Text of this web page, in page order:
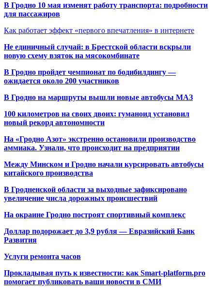
В Гродно 10 мая изменят работу транспорта: подробности
для пассажиров
Как работает эффект «первого впечатления» в интернете
Не единичный случай: в Брестской области вскрыли
новую схему взяток на мясокомбинате
В Гродно пройдет чемпионат по бодибилдингу —
ожидается около 200 участников
В Гродно на маршруты вышли новые автобусы МАЗ
100 километров на своих двоих: гуманоид установил
новый рекорд автономности
На «Гродно Азот» экстренно остановили производство
аммиака. Узнали, что происходит на предприятии
Между Минском и Гродно начали курсировать автобусы
китайского производства
В Гродненской области за выходные зафиксировано
увеличение числа дорожных происшествий
На окраине Гродно построят спортивный комплекс
Доллар подорожает до 3,9 рубля — Евразийский Банк
Развития
Услуги ремонта часов
Прокладывая путь к известности: как Smart-platform.pro
помогает публиковать ваши новости в СМИ